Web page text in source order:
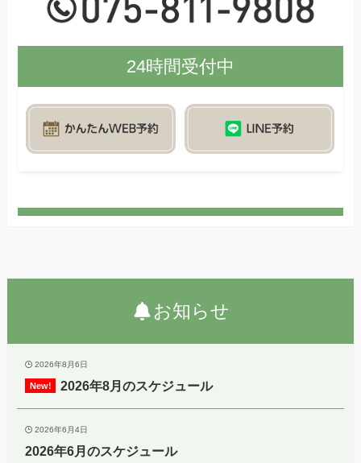
24時間受付中
お知らせ
2026年8月6日
2026年8月のスケジュール
2026年6月4日
2026年6月のスケジュール